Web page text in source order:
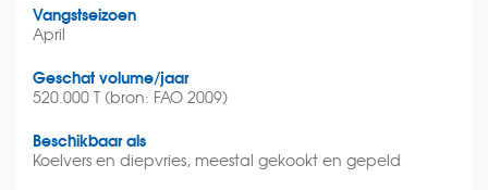
Vangstseizoen
April
Geschat volume/jaar
520.000 T (bron: FAO 2009)
Beschikbaar als
Koelvers en diepvries, meestal gekookt en gepeld